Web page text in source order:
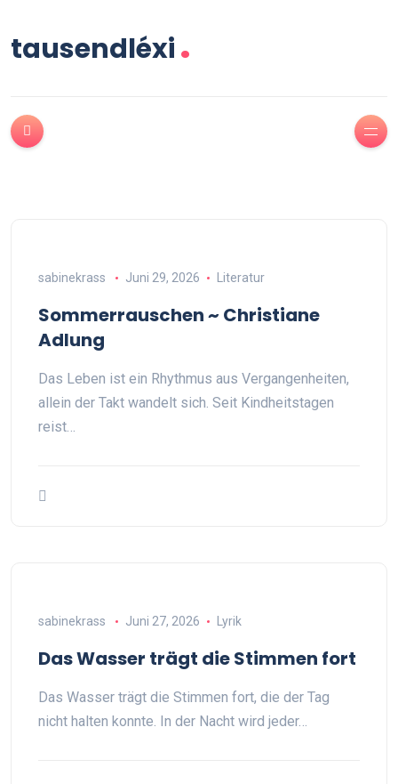
tausendléxi.
sabinekrass Juni 29, 2026 Literatur
Sommerrauschen ~ Christiane
Adlung
Das Leben ist ein Rhythmus aus Vergangenheiten,
allein der Takt wandelt sich. Seit Kindheitstagen
reist…
sabinekrass Juni 27, 2026 Lyrik
Das Wasser trägt die Stimmen fort
Das Wasser trägt die Stimmen fort, die der Tag
nicht halten konnte. In der Nacht wird jeder…